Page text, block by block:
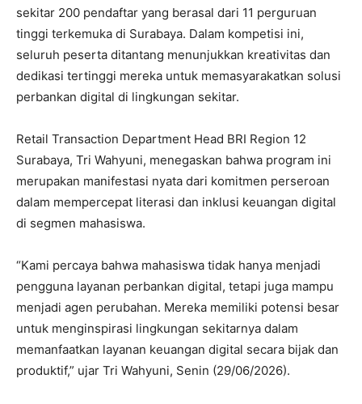
sekitar 200 pendaftar yang berasal dari 11 perguruan
tinggi terkemuka di Surabaya. Dalam kompetisi ini,
seluruh peserta ditantang menunjukkan kreativitas dan
dedikasi tertinggi mereka untuk memasyarakatkan solusi
perbankan digital di lingkungan sekitar.
Retail Transaction Department Head BRI Region 12
Surabaya, Tri Wahyuni, menegaskan bahwa program ini
merupakan manifestasi nyata dari komitmen perseroan
dalam mempercepat literasi dan inklusi keuangan digital
di segmen mahasiswa.
“Kami percaya bahwa mahasiswa tidak hanya menjadi
pengguna layanan perbankan digital, tetapi juga mampu
menjadi agen perubahan. Mereka memiliki potensi besar
untuk menginspirasi lingkungan sekitarnya dalam
memanfaatkan layanan keuangan digital secara bijak dan
produktif,” ujar Tri Wahyuni, Senin (29/06/2026).